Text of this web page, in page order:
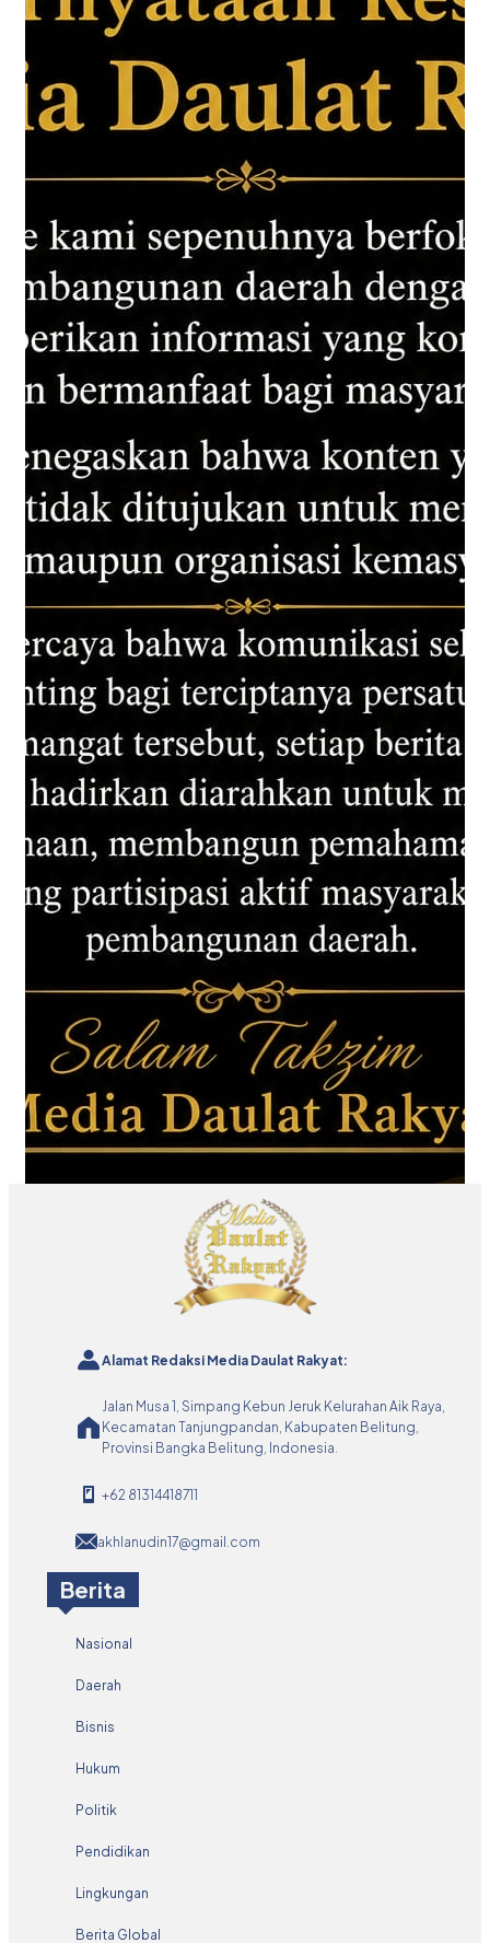
Alamat Redaksi Media Daulat Rakyat:
Jalan Musa 1, Simpang Kebun Jeruk Kelurahan Aik Raya,
Kecamatan Tanjungpandan, Kabupaten Belitung,
Provinsi Bangka Belitung, Indonesia.
+62 81314418711
akhlanudin17@gmail.com
Berita
Nasional
Daerah
Bisnis
Hukum
Politik
Pendidikan
Lingkungan
Berita Global